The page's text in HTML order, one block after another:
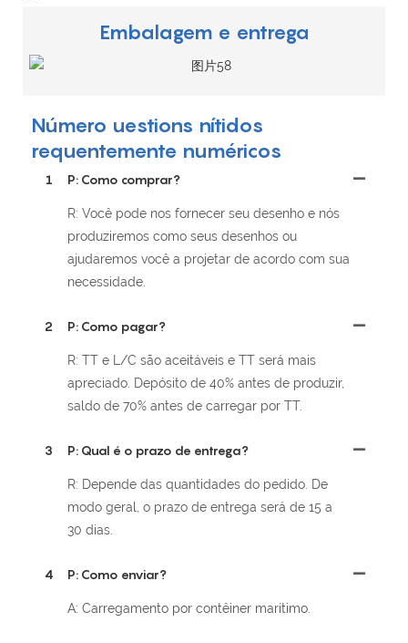
Embalagem e entrega
Número uestions nítidos
requentemente numéricos
1 P: Como comprar?
R: Você pode nos fornecer seu desenho e nós
produziremos como seus desenhos ou
ajudaremos você a projetar de acordo com sua
necessidade.
2 P: Como pagar?
R: TT e L/C são aceitáveis ​​e TT será mais
apreciado. Depósito de 40% antes de produzir,
saldo de 70% antes de carregar por TT.
3 P: Qual é o prazo de entrega?
R: Depende das quantidades do pedido. De
modo geral, o prazo de entrega será de 15 a
30 dias.
4 P: Como enviar?
A: Carregamento por contêiner marítimo.